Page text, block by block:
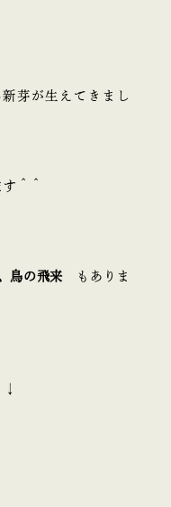
芽が生えてきまし
＾＾
鳥の飛来
もありま
↓